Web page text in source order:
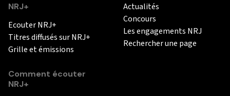
NRJ+
Ecouter NRJ+
Titres diffusés sur NRJ+
Grille et émissions
Comment écouter
NRJ+
Actualités
Concours
Les engagements NRJ
Rechercher une page